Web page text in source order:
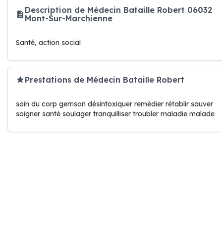
Description de Médecin Bataille Robert 06032
Mont-Sur-Marchienne
Santé, action social
Prestations de Médecin Bataille Robert
soin du corp gerrison désintoxiquer remédier rétablir sauver
soigner santé soulager tranquilliser troubler maladie malade